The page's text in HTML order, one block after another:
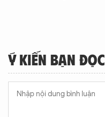
Ý KIẾN BẠN ĐỌC